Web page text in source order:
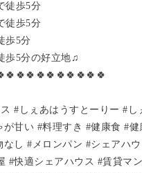
徒歩5分
徒歩5分
歩5分
歩5分の好立地♫
#しぇあはうすとーりー #し
が甘い #料理すき #健康食 #
なし #メロンパン #シェアハ
#快適シェアハウス #賃貸マ